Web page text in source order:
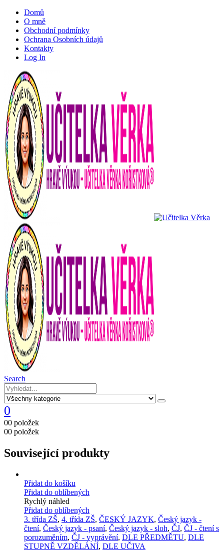
Domů
O mně
Obchodní podmínky
Ochrana Osobních údajů
Kontakty
Log In
Search
0
00 položek
00 položek
Související produkty
Přidat do košíku
Přidat do oblíbených
Rychlý náhled
Přidat do oblíbených
3. třída ZŠ, 4. třída ZŠ, ČESKÝ JAZYK, Český jazyk -
čtení, Český jazyk - psaní, Český jazyk - sloh, ČJ, ČJ - čtení s
porozuměním, ČJ - vyprávění, DLE PŘEDMĚTU, DLE
STUPNĚ VZDĚLÁNÍ, DLE UČIVA